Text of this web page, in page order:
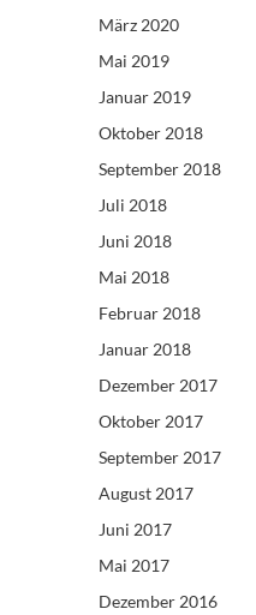
März 2020
Mai 2019
Januar 2019
Oktober 2018
September 2018
Juli 2018
Juni 2018
Mai 2018
Februar 2018
Januar 2018
Dezember 2017
Oktober 2017
September 2017
August 2017
Juni 2017
Mai 2017
Dezember 2016